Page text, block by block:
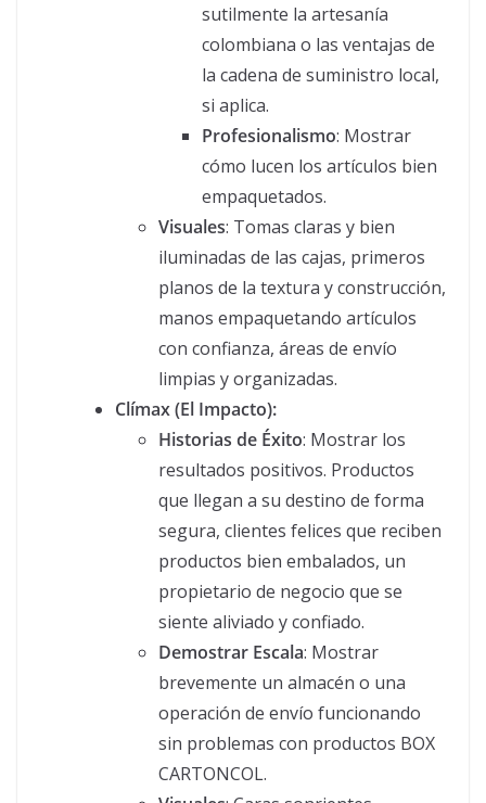
sutilmente la artesanía
colombiana o las ventajas de
la cadena de suministro local,
si aplica.
Profesionalismo: Mostrar
cómo lucen los artículos bien
empaquetados.
Visuales: Tomas claras y bien
iluminadas de las cajas, primeros
planos de la textura y construcción,
manos empaquetando artículos
con confianza, áreas de envío
limpias y organizadas.
Clímax (El Impacto):
Historias de Éxito: Mostrar los
resultados positivos. Productos
que llegan a su destino de forma
segura, clientes felices que reciben
productos bien embalados, un
propietario de negocio que se
siente aliviado y confiado.
Demostrar Escala: Mostrar
brevemente un almacén o una
operación de envío funcionando
sin problemas con productos BOX
CARTONCOL.